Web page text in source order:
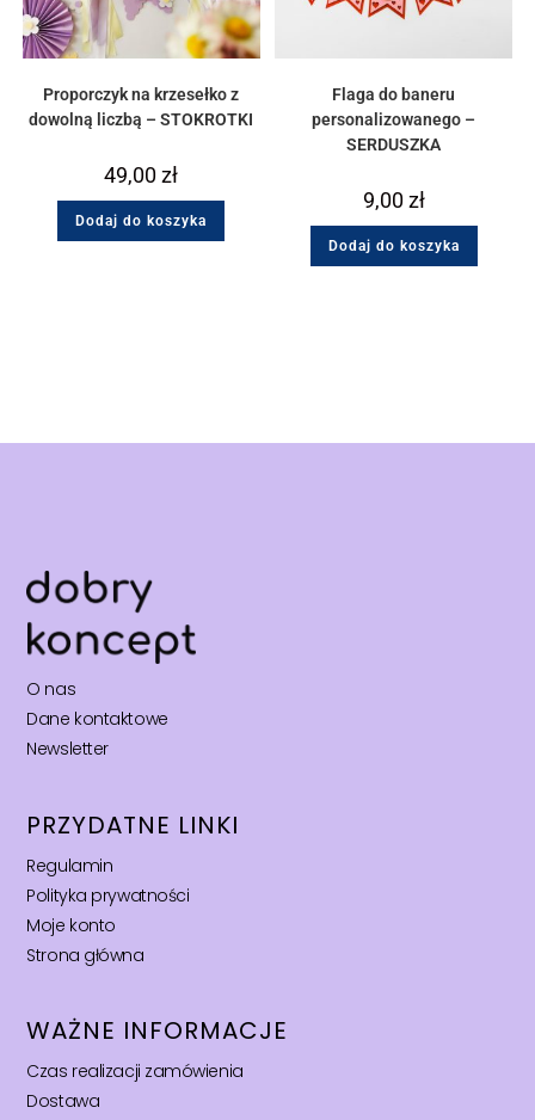
Proporczyk na krzesełko z
dowolną liczbą – STOKROTKI
49,00zł
Dodaj do koszyka
Flaga do baneru
personalizowanego –
SERDUSZKA
9,00zł
Dodaj do koszyka
O nas
Dane kontaktowe
Newsletter
PRZYDATNE LINKI
Regulamin
Polityka prywatności
Moje konto
Strona główna
WAŻNE INFORMACJE
Czas realizacji zamówienia
Dostawa